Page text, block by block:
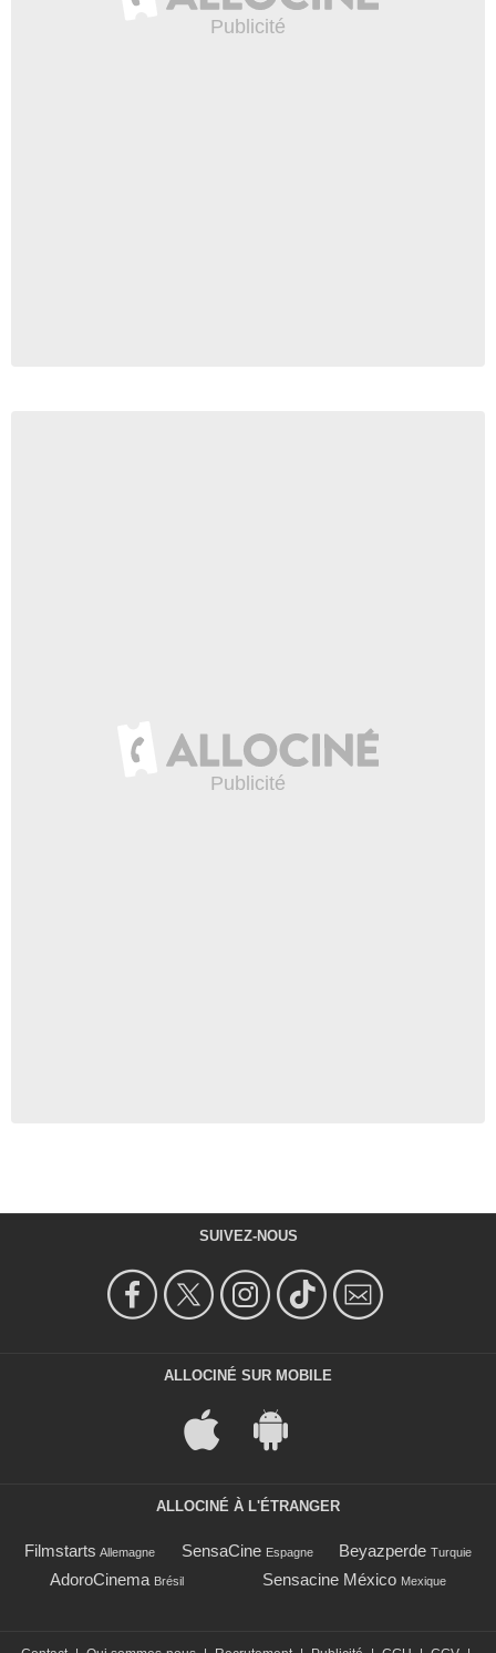
SUIVEZ-NOUS
ALLOCINÉ SUR MOBILE
ALLOCINÉ À L'ÉTRANGER
Filmstarts Allemagne SensaCine Espagne Beyazperde Turquie
AdoroCinema Brésil Sensacine México Mexique